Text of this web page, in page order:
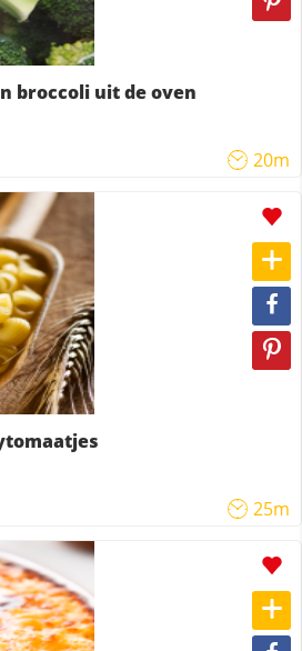
broccoli uit de oven
20m
25m